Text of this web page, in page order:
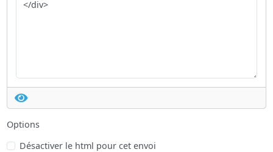
Options
Désactiver le html pour cet envoi